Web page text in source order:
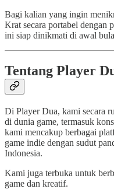
Bagi kalian yang ingin
Krat secara portabel dengan
ini siap dinikmati di awal
Tentang Player
Di Player Dua, kami secara
di dunia game, termasuk
kami mencakup berbagai
game indie dengan sudut
Indonesia.
Kami juga terbuka untuk
game dan kreatif.